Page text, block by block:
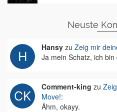
Neuste
Hansy zu Zeig mir
Ja mein Schatz, ich bin
Comment-king zu
Move!:
Ähm, okayy.